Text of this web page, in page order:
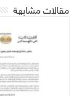
مقالات مشابهة